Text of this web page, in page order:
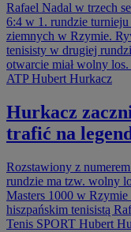
Rafael Nadal w trzech
6:4 w 1. rundzie turnieju
ziemnych w Rzymie.
tenisisty w drugiej
otwarcie miał wolny los.
ATPHubert Hurkacz
Hurkacz
trafić na
Rozstawiony z
rundzie ma tzw. wolny
Masters 1000 w Rzymie
hiszpańskim tenisistą
Tenis SPORT Hubert